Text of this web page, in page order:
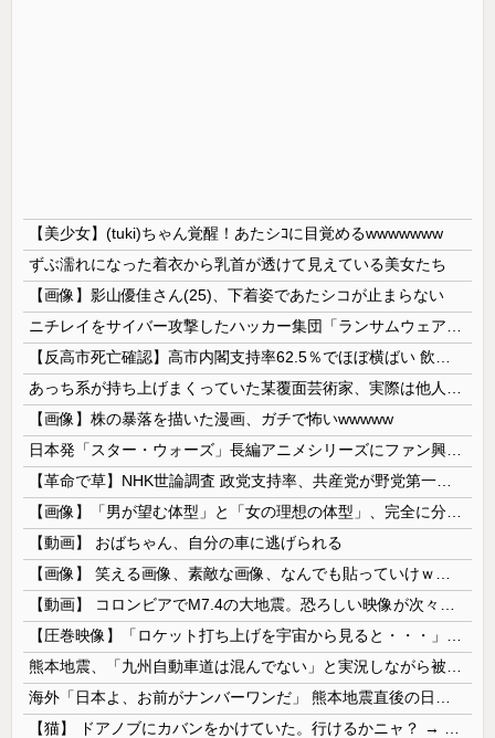
【美少女】(tuki)ちゃん覚醒！あたシｺに目覚めるwwwwwww
ずぶ濡れになった着衣から乳首が透けて見えている美女たち
【画像】影山優佳さん(25)、下着姿であたシコが止まらない
【画像】株の暴落を描いた漫画、ガチで怖いwwwww
【動画】 おばちゃん、自分の車に逃げられる